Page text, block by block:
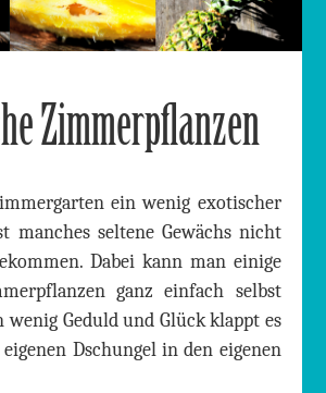
Zimmerpflanzen
ein wenig exotischer
manches seltene Gewächs nicht
Dabei kann man einige
ganz einfach selbst
Geduld und Glück klappt es
Dschungel in den eigenen